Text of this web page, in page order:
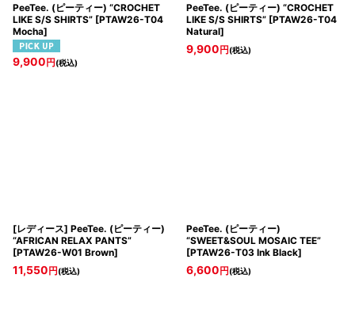
PeeTee. (ピーティー) “CROCHET
LIKE S/S SHIRTS” [PTAW26-T04
Mocha]
9,900円(税込)
PeeTee. (ピーティー) “CROCHET
LIKE S/S SHIRTS” [PTAW26-T04
Natural]
9,900円(税込)
[レディース] PeeTee. (ピーティー)
“AFRICAN RELAX PANTS”
[PTAW26-W01 Brown]
11,550円(税込)
PeeTee. (ピーティー)
“SWEET&SOUL MOSAIC TEE”
[PTAW26-T03 Ink Black]
6,600円(税込)